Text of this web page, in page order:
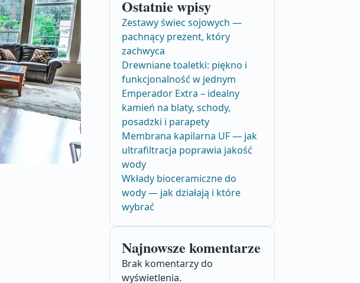
Ostatnie wpisy
Zestawy świec sojowych —
pachnący prezent, który
zachwyca
Drewniane toaletki: piękno i
funkcjonalność w jednym
Emperador Extra – idealny
kamień na blaty, schody,
posadzki i parapety
Membrana kapilarna UF — jak
ultrafiltracja poprawia jakość
wody
Wkłady bioceramiczne do
wody — jak działają i które
wybrać
Najnowsze komentarze
Brak komentarzy do
wyświetlenia.